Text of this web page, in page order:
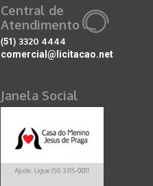
Central de
Atendimento
(51) 3320 4444
comercial@licitacao.net
Janela Social